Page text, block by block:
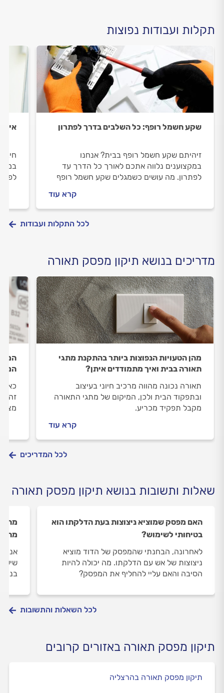
תקלות ועבודות נפוצות
שקע חשמל רופף: כל השלבים בדרך לפתרון
זיהיתם שקע חשמל רופף בבית? אנחנו
במקצוענים נלווה אתכם לאורך כל הדרך עד
לפתרון. מה עושים כשמגלים שקע חשמל רופף
קרא עוד
אין
לכל התקלות ועבודות
מדריכים בנושא תיקון מפסק תאורה
מהן הטעויות הנפוצות ביותר בהתקנת מתגי
תאורה בבית ואיך מתמודדים איתן?
תאורה נכונה מהווה מרכיב חיוני בעיצוב
ובתפקוד הבית ולכן, המיקום של מתגי התאורה
מקבל תפקיד מכריע.
קרא עוד
זה
מצב
לכל המדריכים
שאלות ותשובות בנושא תיקון מפסק תאורה
האם מפסק שמוציא ניצוצות בעת הדלקתו הוא
בטיחותי לשימוש?
לאחרונה, הבחנתי שהמפסק של הדוד מוציא
ניצוצות של אש עם הדלקתו. מה יכולה להיות
הסיבה והאם עליי להחליף את המפסק?
מה
אני
שיש
לכל השאלות והתשובות
תיקון מפסק תאורה באזורים קרובים
תיקון מפסק תאורה בהרצליה